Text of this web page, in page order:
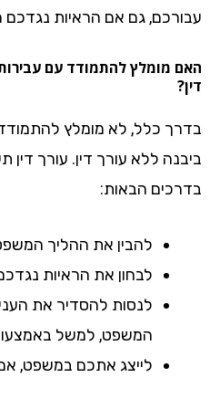
גם אם הראיות נגדכם
מומלץ להתמודד עם עבירות
כלל, לא מומלץ להתמודד עם
ללא עורך דין. עורך דין
הבאות:
להבין את ההליך המשפטי.
לבחון את הראיות נגדכם.
לנסות להסדיר את העניין
המשפט, למשל באמצעות
לייצג אתכם במשפט, אם